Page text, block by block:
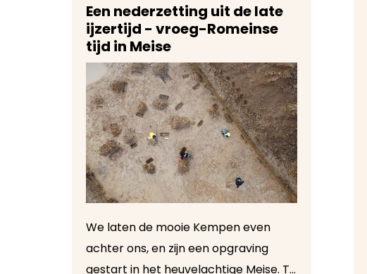
Een nederzetting uit de late
ijzertijd - vroeg-Romeinse
tijd in Meise
We laten de mooie Kempen even
achter ons, en zijn een opgraving
gestart in het heuvelachtige Meise. Tijdens het vooronderzoek zijn proefsleuven getrokken, waarbij sporen en aardewerk zijn gevonden die in de late ijzertijd – vroeg-Romeinse tijd dateren. Het gaat om fragmenten van potten die met de hand zijn gevormd. Reden te meer dus om hier verder onderzoek te doen…